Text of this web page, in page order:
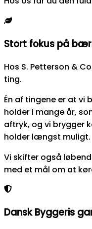
Stort fokus på
Hos S. Petterson &
ting.
Én af tingene er at vi
holder i mange år,
aftryk, og vi brygger
holder længst muligt.
Vi skifter også
med et mål om at
Dansk Byggeris